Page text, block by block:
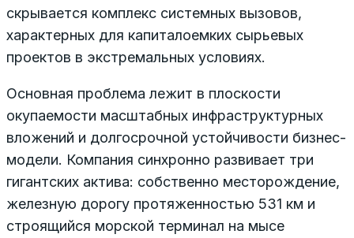
скрывается комплекс системных вызовов,
характерных для капиталоемких сырьевых
проектов в экстремальных условиях.
Основная проблема лежит в плоскости
окупаемости масштабных инфраструктурных
вложений и долгосрочной устойчивости бизнес-
модели. Компания синхронно развивает три
гигантских актива: собственно месторождение,
железную дорогу протяженностью 531 км и
строящийся морской терминал на мысе